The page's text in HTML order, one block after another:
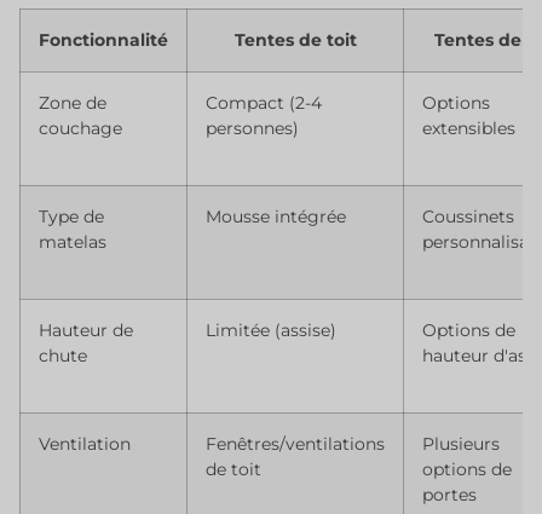
Fonctionnalité Tentes de toit Tentes de
Zone de
couchage
Compact (2-4
personnes)
Options
extensibles
Type de
matelas
Mousse intégrée
Coussinets
Hauteur de
chute
Limitée (assise)
Options de
hauteur
Ventilation
Fenêtres/ventilations
de toit
Plusieurs
options de
portes